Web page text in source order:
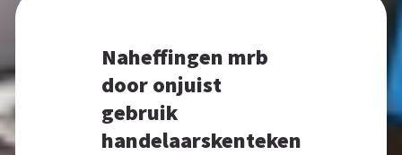
Naheffingen mrb
door onjuist
gebruik
handelaarskenteken